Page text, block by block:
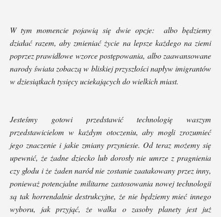
W tym momencie pojawią się dwie opcje: albo będziemy
działać razem, aby zmieniać życie na lepsze każdego na ziemi
poprzez prawidłowe wzorce postępowania, albo zaawansowane
narody świata zobaczą w bliskiej przyszłości napływ imigrantów
w dziesiątkach tysięcy uciekających do wielkich miast.
Jesteśmy gotowi przedstawić technologię waszym
przedstawicielom w każdym otoczeniu, aby mogli zrozumieć
jego znaczenie i jakie zmiany przyniesie. Od teraz możemy się
upewnić, że żadne dziecko lub dorosły nie umrze z pragnienia
czy głodu i że żaden naród nie zostanie zaatakowany przez inny,
ponieważ potencjalne militarne zastosowania nowej technologii
są tak horrendalnie destrukcyjne, że nie będziemy mieć innego
wyboru, jak przyjąć, że walka o zasoby planety jest już